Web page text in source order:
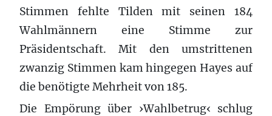
Stimmen fehlte Tilden mit seinen 184
Wahlmännern eine Stimme zur
Präsidentschaft. Mit den umstrittenen
zwanzig Stimmen kam hingegen Hayes auf
die benötigte Mehrheit von 185.
Die Empörung über ›Wahlbetrug‹ schlug